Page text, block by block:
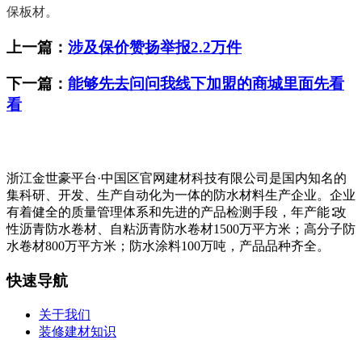
保板材。
上一篇： 涉及保价赞扬举报2.2万件
下一篇： 能够先去问问我线下加盟的商城里面先看
看
浙江金世豪平台·中国区官网建材科技有限公司是国内知名的
集科研、开发、生产自动化为一体的防水材料生产企业。企业
有着健全的质量管理体系和先进的产品检测手段，年产能∶改
性沥青防水卷材、自粘沥青防水卷材1500万平方米；高分子防
水卷材800万平方米；防水涂料100万吨，产品品种齐全。
快速导航
关于我们
装修建材知识